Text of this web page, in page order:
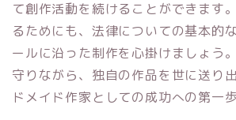
て創作活動を続けることができます
るためにも、法律についての基本的
ールに沿った制作を心掛けましょう
守りながら、独自の作品を世に送り
ドメイド作家としての成功への第一歩